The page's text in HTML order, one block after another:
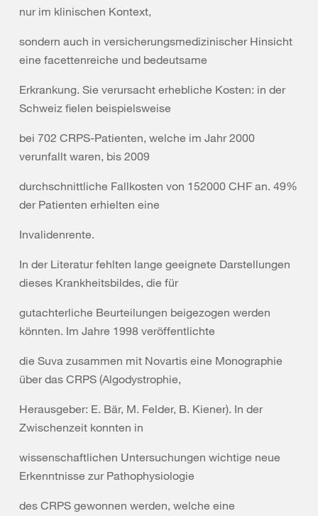
nur im klinischen Kontext,
sondern auch in versicherungsmedizinischer Hinsicht
eine facettenreiche und bedeutsame
Erkrankung. Sie verursacht erhebliche Kosten: in der
Schweiz fielen beispielsweise
bei 702 CRPS-Patienten, welche im Jahr 2000
verunfallt waren, bis 2009
durchschnittliche Fallkosten von 152000 CHF an. 49%
der Patienten erhielten eine
Invalidenrente.
In der Literatur fehlten lange geeignete Darstellungen
dieses Krankheitsbildes, die für
gutachterliche Beurteilungen beigezogen werden
könnten. Im Jahre 1998 veröffentlichte
die Suva zusammen mit Novartis eine Monographie
über das CRPS (Algodystrophie,
Herausgeber: E. Bär, M. Felder, B. Kiener). In der
Zwischenzeit konnten in
wissenschaftlichen Untersuchungen wichtige neue
Erkenntnisse zur Pathophysiologie
des CRPS gewonnen werden, welche eine